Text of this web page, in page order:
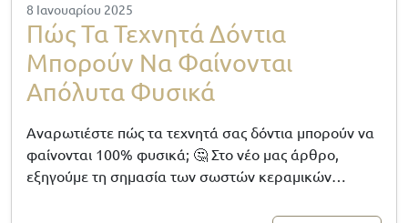
8 Ιανουαρίου 2025
Πώς Τα Τεχνητά Δόντια
Μπορούν Να Φαίνονται
Απόλυτα Φυσικά
Αναρωτιέστε πώς τα τεχνητά σας δόντια μπορούν να
φαίνονται 100% φυσικά; 🤔 Στο νέο μας άρθρο,
εξηγούμε τη σημασία των σωστών κεραμικών…